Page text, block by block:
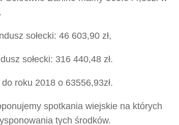
sołecki: 46 603,90 zł,
sołecki: 316 440,48 zł.
roku 2018 o 63556,93zł.
spotkania wiejskie na których
tych środków.